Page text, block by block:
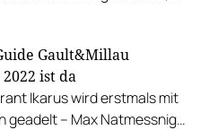
Gault&Millau
ist da
Ikarus wird erstmals mit
geadelt – Max Natmessnig